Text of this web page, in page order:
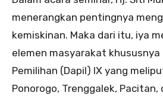
menerangkan pentingnya
kemiskinan. Maka dari itu, iya
elemen masyarakat khususnya
Pemilihan (Dapil) IX yang
Ponorogo, Trenggalek, Pacitan,